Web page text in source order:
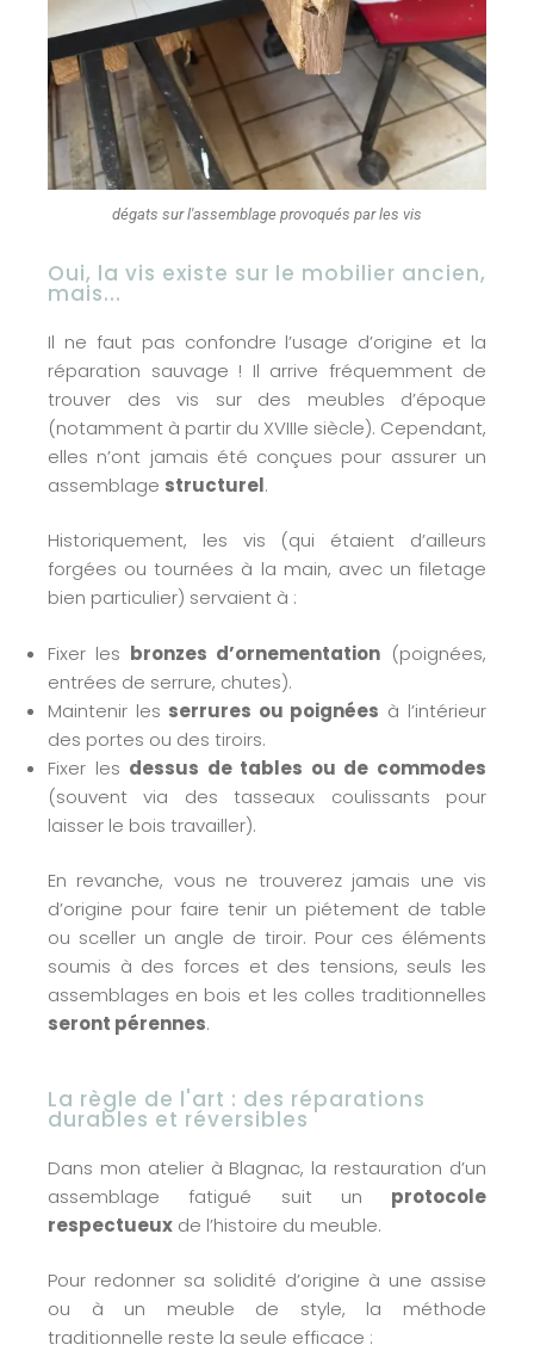
dégats sur l'assemblage provoqués par les vis
Oui, la vis existe sur le mobilier ancien,
mais...
Il ne faut pas confondre l’usage d’origine et la
réparation sauvage ! Il arrive fréquemment de
trouver des vis sur des meubles d’époque
(notamment à partir du XVIIIe siècle). Cependant,
elles n’ont jamais été conçues pour assurer un
assemblage structurel.
Historiquement, les vis (qui étaient d’ailleurs
forgées ou tournées à la main, avec un filetage
bien particulier) servaient à :
Fixer les bronzes d’ornementation (poignées,
entrées de serrure, chutes).
Maintenir les serrures ou poignées à l’intérieur
des portes ou des tiroirs.
Fixer les dessus de tables ou de commodes
(souvent via des tasseaux coulissants pour
laisser le bois travailler).
En revanche, vous ne trouverez jamais une vis
d’origine pour faire tenir un piétement de table
ou sceller un angle de tiroir. Pour ces éléments
soumis à des forces et des tensions, seuls les
assemblages en bois et les colles traditionnelles
seront pérennes.
La règle de l'art : des réparations
durables et réversibles
Dans mon atelier à Blagnac, la restauration d’un
assemblage fatigué suit un protocole
respectueux de l’histoire du meuble.
Pour redonner sa solidité d’origine à une assise
ou à un meuble de style, la méthode
traditionnelle reste la seule efficace :